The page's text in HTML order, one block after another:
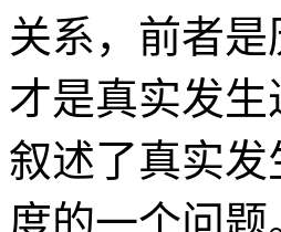
关系，前者
才是真实发
叙述了真实